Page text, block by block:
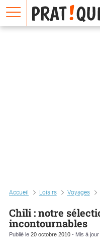
Accueil Loisirs Voyages
Chili : notre
incontournables
Publié le 20 octobre 2010 - Mis à jour
E
m
a